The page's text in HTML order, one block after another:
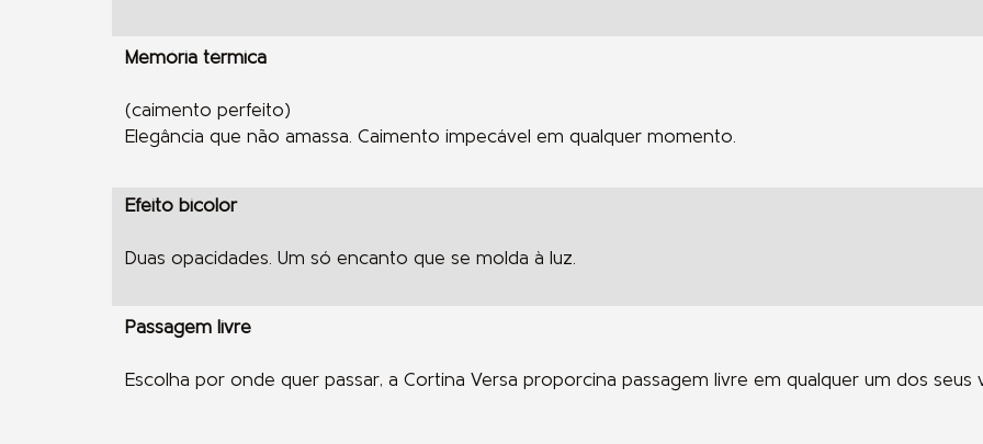
Memória térmica
(caimento perfeito)
Elegância que não amassa. Caimento impecável em qualquer momento.
Efeito bicolor
Duas opacidades. Um só encanto que se molda à luz.
Passagem livre
Escolha por onde quer passar, a Cortina Versa proporcina passagem livre em qualquer um dos seus